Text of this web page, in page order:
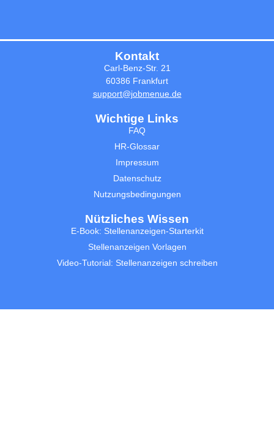
Kontakt
Carl-Benz-Str. 21
60386 Frankfurt
support@jobmenue.de
Wichtige Links
FAQ
HR-Glossar
Impressum
Datenschutz
Nutzungsbedingungen
Nützliches Wissen
E-Book: Stellenanzeigen-Starterkit
Stellenanzeigen Vorlagen
Video-Tutorial: Stellenanzeigen schreiben